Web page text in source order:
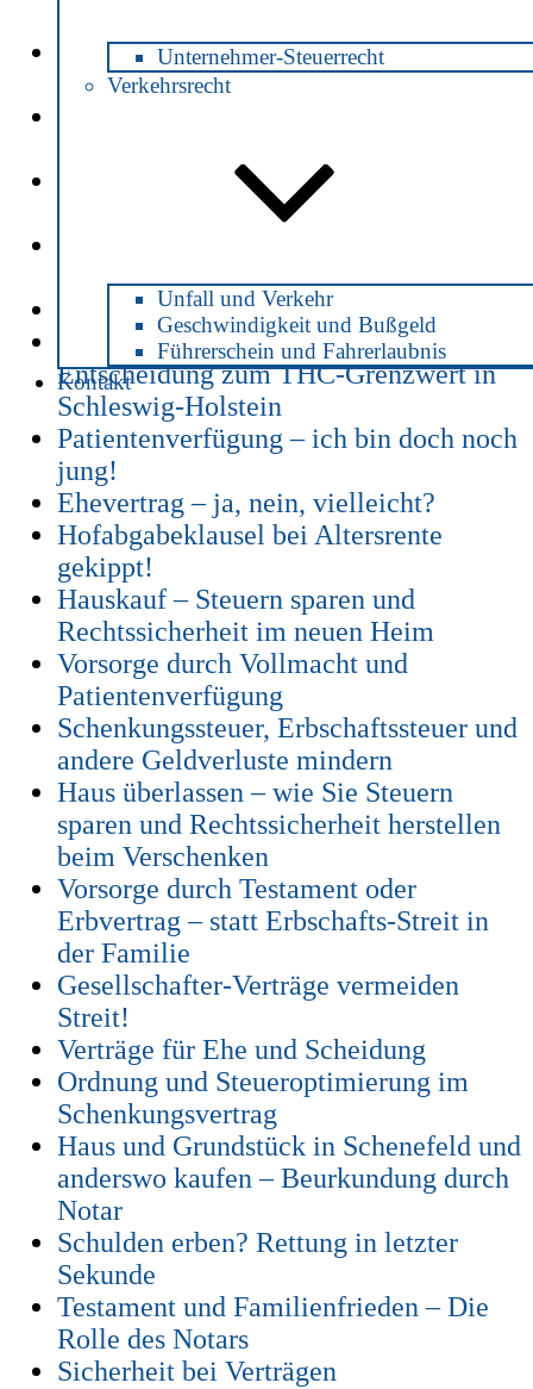
Unternehmer-Steuerrecht
Verkehrsrecht
Unfall und Verkehr
Geschwindigkeit und Bußgeld
Führerschein und Fahrerlaubnis
Kontakt
Alkohol am Steuer -welche Strafe
droht?
Gutachter: wer zahlt die Kosten nach
passiert mit unserem Kind?
Rechtstipps für den Hauskauf
Cannabis und Fahrerlaubnis: aktuelle
Entscheidung zum THC-Grenzwert in
Schleswig-Holstein
Patientenverfügung – ich bin doch noch
jung!
Ehevertrag – ja, nein, vielleicht?
Hofabgabeklausel bei Altersrente
gekippt!
Hauskauf – Steuern sparen und
Rechtssicherheit im neuen Heim
Vorsorge durch Vollmacht und
Patientenverfügung
Schenkungssteuer, Erbschaftssteuer und
andere Geldverluste mindern
Haus überlassen – wie Sie Steuern
sparen und Rechtssicherheit herstellen
beim Verschenken
Vorsorge durch Testament oder
Erbvertrag – statt Erbschafts-Streit in
der Familie
Gesellschafter-Verträge vermeiden
Streit!
Verträge für Ehe und Scheidung
Ordnung und Steueroptimierung im
Schenkungsvertrag
Haus und Grundstück in Schenefeld und
anderswo kaufen – Beurkundung durch
Notar
Schulden erben? Rettung in letzter
Sekunde
Testament und Familienfrieden – Die
Rolle des Notars
Sicherheit bei Verträgen